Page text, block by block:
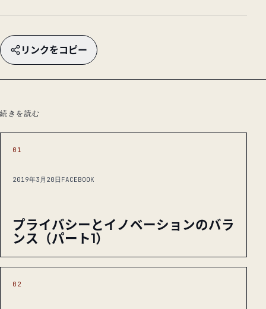
リンクをコピー
続きを読む
01
2019年3月20日 FACEBOOK
プライバシーとイノベーションのバラ
ンス（パート1）
02